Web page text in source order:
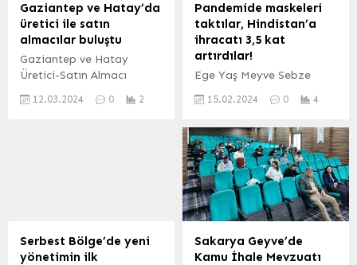
Gaziantep ve Hatay’da
üretici ile satın
almacılar buluştu
Gaziantep ve Hatay
Üretici-Satın Almacı
gerçekleştirildi.
İnovasyon Derneği
(Innovation for
12.03.2024 0 2
Pandemide maskeleri
taktılar, Hindistan’a
ihracatı 3,5 kat
artırdılar!
Ege Yaş Meyve Sebze
pandemide hayata
Üzüm ve Nar Ürünlerinde
Hedef Pazarlar UR-GE
Projesiyle, Hindistan’a
ihracatını 3 yılda 3,5 kat
artırdı. İZMİR (İGFA) –
Ege Yaş Meyve Sebze
İhracatçıları Birliği,
pandemide hayata
15.02.2024 0 4
Serbest Bölge’de yeni
yönetimin ilk
Sakarya Geyve’de
Kamu İhale Mevzuatı